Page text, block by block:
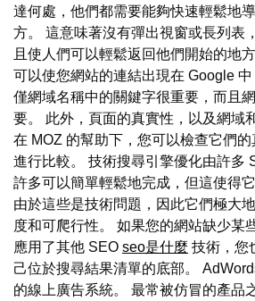
達何處，他們都需要能夠快速輕鬆地
方。 這意味著沒有彈出視窗或長列表
且使人們可以輕鬆返回他們開始的地
可以使您網站的連結出現在 Google
僅網域名稱中的關鍵字很重要，而且
要。 此外，頁面的真實性，以及網域
在 MOZ 的幫助下，您可以檢查它們
進行比較。 技術搜尋引擎優化由許多
許多可以簡單輕鬆地完成，但這使得
由於這些是技術問題，因此它們極大
度和可爬行性。 如果您的網站缺少某
應用了其他 SEO seo是什麼 技術，您
己位於搜尋結果清單的底部。
的線上廣告系統。 最常被仿冒的產品